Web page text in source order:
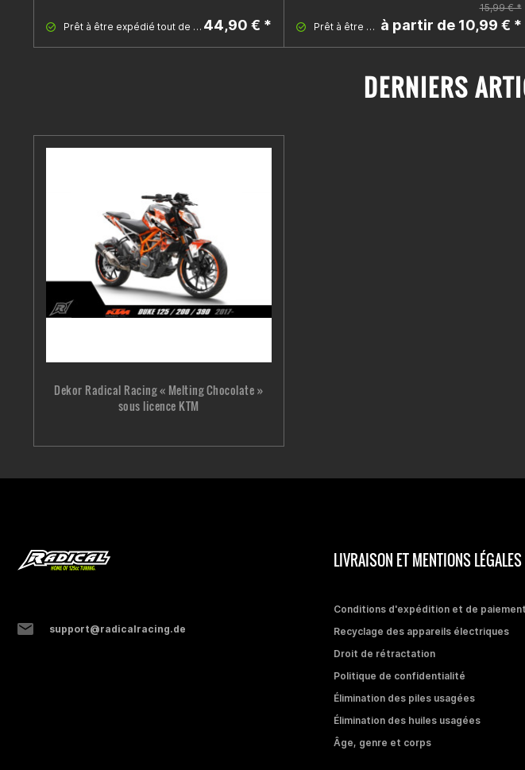
Prêt à être expédié tout de suite 44,90 € * Prêt à être expédié tout de suite
15,99 € *
à partir de 10,99 € *
DERNIERS
Dekor Radical Racing « Melting Chocolate »
sous licence KTM
support@radicalracing.de
LIVRAISON ET MENTIONS LÉGALES
Conditions d'expédition et de paiement
Recyclage des appareils électriques
Droit de rétractation
Politique de confidentialité
Élimination des piles usagées
Élimination des huiles usagées
Âge, genre et corps